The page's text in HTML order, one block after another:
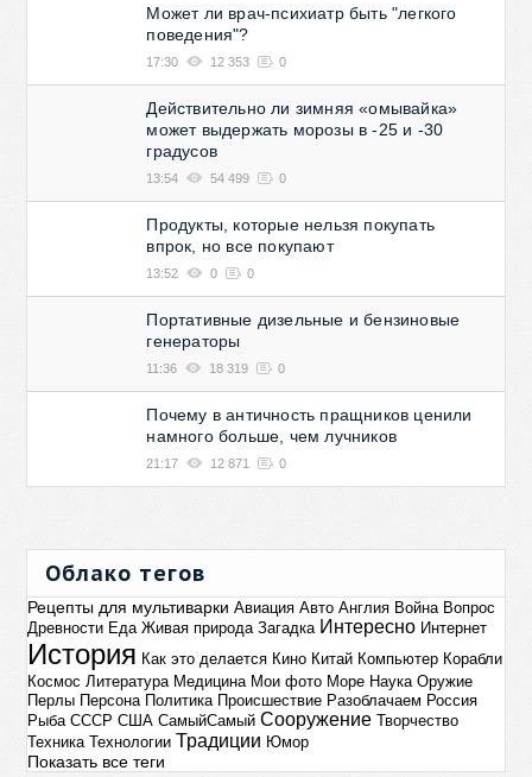
Может ли врач-психиатр быть "легкого
поведения"?
17:30 12 353 0
Действительно ли зимняя «омывайка»
может выдержать морозы в -25 и -30
градусов
13:54 54 499 0
Продукты, которые нельзя покупать
впрок, но все покупают
13:52 0 0
Портативные дизельные и бензиновые
генераторы
11:36 18 319 0
Почему в античность пращников ценили
намного больше, чем лучников
21:17 12 871 0
Облако тегов
Рецепты для мультиварки Авиация Авто Англия Война Вопрос
Древности Еда Живая природа Загадка Интересно Интернет
История Как это делается Кино Китай Компьютер Корабли
Космос Литература Медицина Мои фото Море Наука Оружие
Перлы Персона Политика Происшествие Разоблачаем Россия
Рыба СССР США СамыйСамый Сооружение Творчество
Техника Технологии Традиции Юмор
Показать все теги